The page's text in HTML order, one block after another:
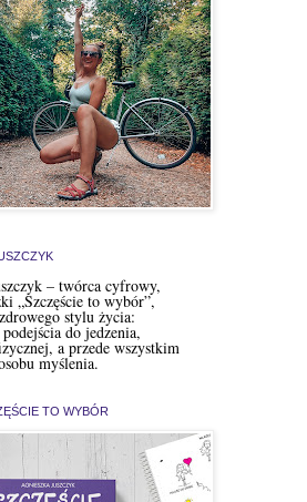
– twórca cyfrowy,
„Szczęście to wybór”,
stylu życia:
do jedzenia,
a przede wszystkim
myślenia.
TO WYBÓR